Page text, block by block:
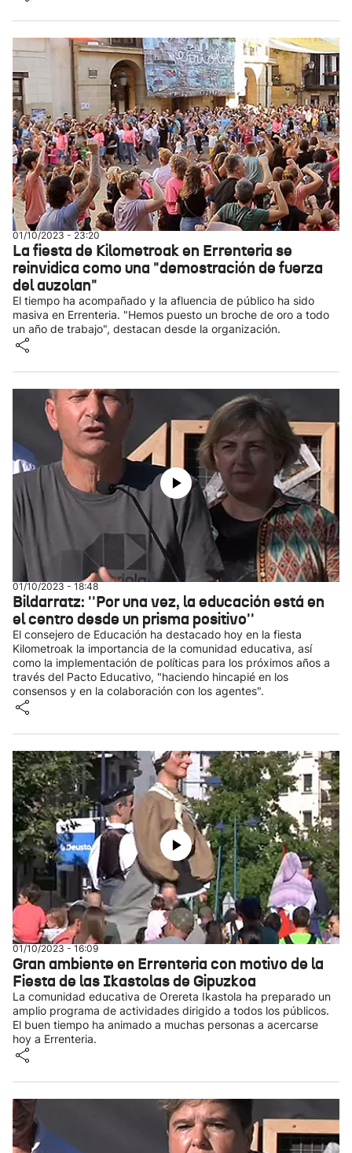
01/10/2023 - 23:20
La fiesta de Kilometroak en Errenteria se
reinvidica como una "demostración de fuerza
del auzolan"
El tiempo ha acompañado y la afluencia de público ha sido
masiva en Errenteria. "Hemos puesto un broche de oro a todo
un año de trabajo", destacan desde la organización.
01/10/2023 - 18:48
Bildarratz: ''Por una vez, la educación está en
el centro desde un prisma positivo''
El consejero de Educación ha destacado hoy en la fiesta
Kilometroak la importancia de la comunidad educativa, así
como la implementación de políticas para los próximos años a
través del Pacto Educativo, "haciendo hincapié en los
consensos y en la colaboración con los agentes".
01/10/2023 - 16:09
Gran ambiente en Errenteria con motivo de la
Fiesta de las Ikastolas de Gipuzkoa
La comunidad educativa de Orereta Ikastola ha preparado un
amplio programa de actividades dirigido a todos los públicos.
El buen tiempo ha animado a muchas personas a acercarse
hoy a Errenteria.